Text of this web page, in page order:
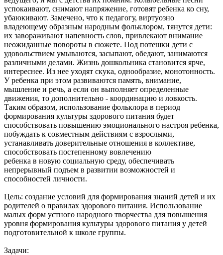
успокаивают, снимают напряжение, готовят ребенка ко сну,
убаюкивают. Замечено, что к педагогу, виртуозно
владеющему образным народным фольклором, тянутся дети:
их завораживают напевность слов, привлекают внимание
неожиданные повороты в сюжете. Под потешки дети с
удовольствием умываются, засыпают, обедают, занимаются
различными делами. Жизнь дошкольника становится ярче,
интереснее. Из нее уходят скука, однообразие, монотонность.
У ребенка при этом развиваются память, внимание,
мышление и речь, а если он выполняет определенные
движения, то дополнительно - координацию и ловкость.
Таким образом, использование фольклора в период
формирования культуры здорового питания будет
способствовать повышению эмоционального настроя ребенка,
побуждать к совместным действиям с взрослыми,
устанавливать доверительные отношения в коллективе,
способствовать постепенному вовлечению
ребенка в новую социальную среду, обеспечивать
непрерывный подъем в развитии возможностей и
способностей личности.
Цель: создание условий для формирования знаний детей и их
родителей о правилах здорового питания. Использование
малых форм устного народного творчества для повышения
уровня формирования культуры здорового питания у детей
подготовительной к школе группы.
Задачи: